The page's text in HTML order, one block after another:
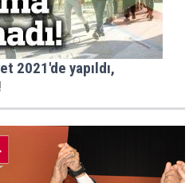
2021'de yapıldı,